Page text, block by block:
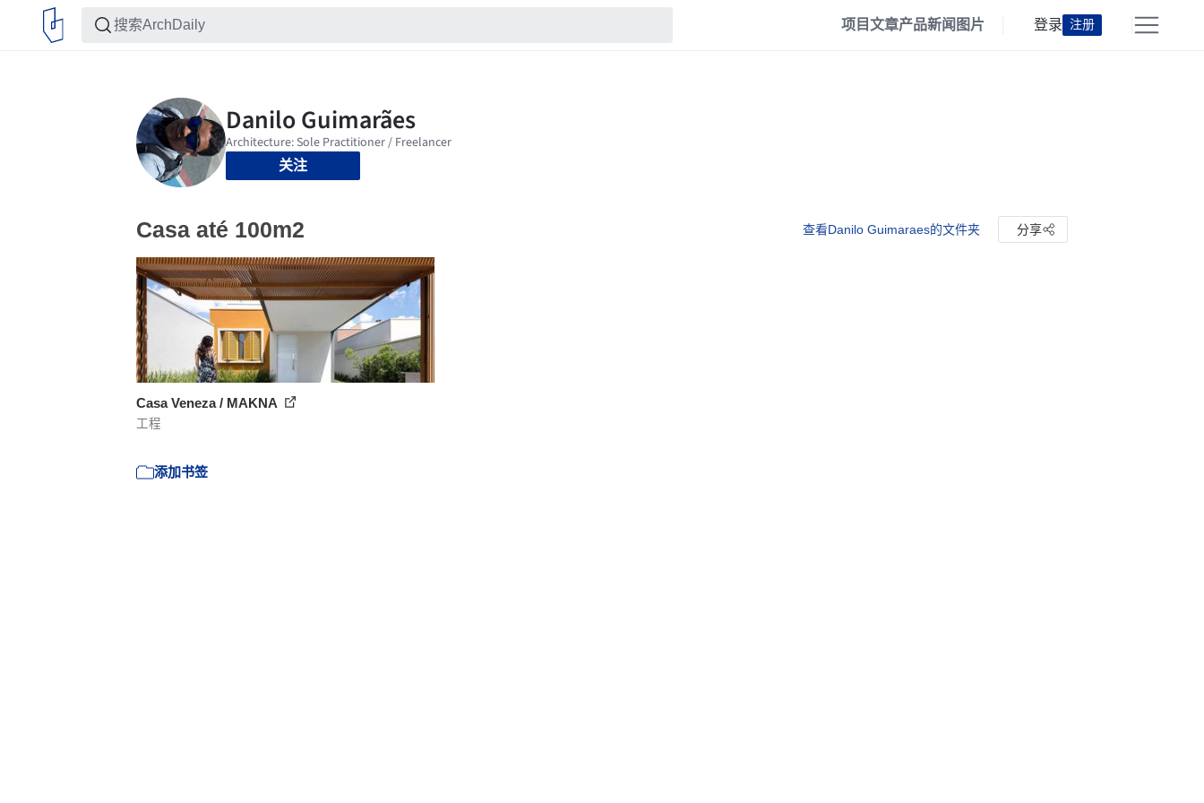
项目文章产品新闻 图片 登录 注册
关注
Casa até 100m2 查看Danilo Guimaraes的文件夹 分享
Casa Veneza / MAKNA
工程
添加书签